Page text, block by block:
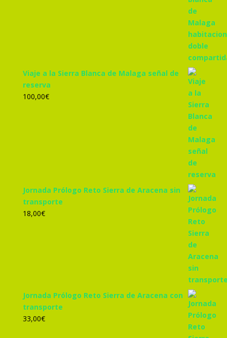
Viaje a la Sierra Blanca de Malaga señal de
reserva
100,00€
Jornada Prólogo Reto Sierra de Aracena sin
transporte
18,00€
Jornada Prólogo Reto Sierra de Aracena con
transporte
33,00€